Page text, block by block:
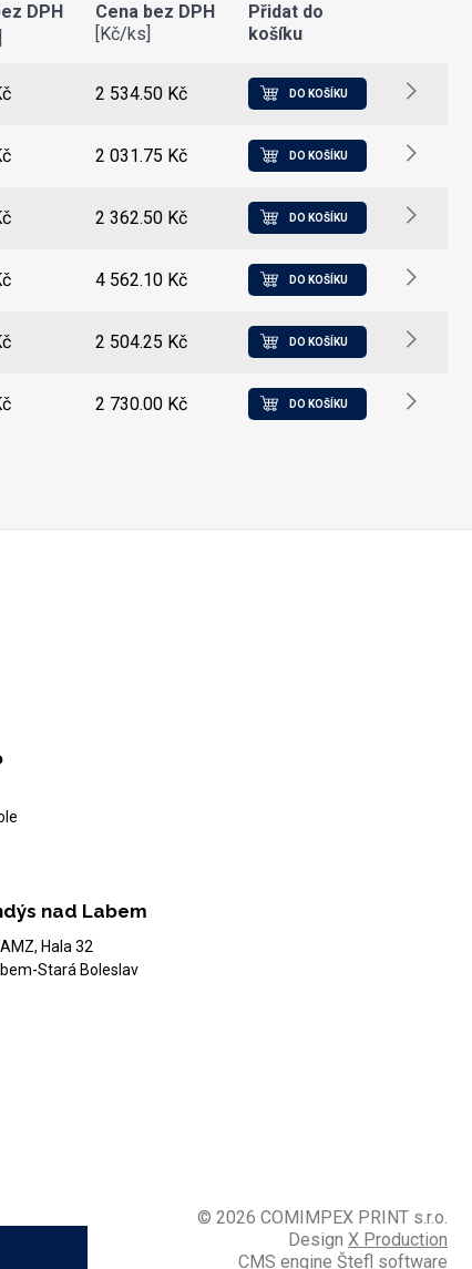
DPH
Cena bez DPH
[Kč/ks]
Přidat do
košíku
2 534.50 Kč DO KOŠÍKU
2 031.75 Kč DO KOŠÍKU
2 362.50 Kč DO KOŠÍKU
4 562.10 Kč DO KOŠÍKU
2 504.25 Kč DO KOŠÍKU
2 730.00 Kč DO KOŠÍKU
nad Labem
Hala 32
Stará Boleslav
© 2026 COMIMPEX PRINT s.r.o.
Design X Production
CMS engine Štefl software